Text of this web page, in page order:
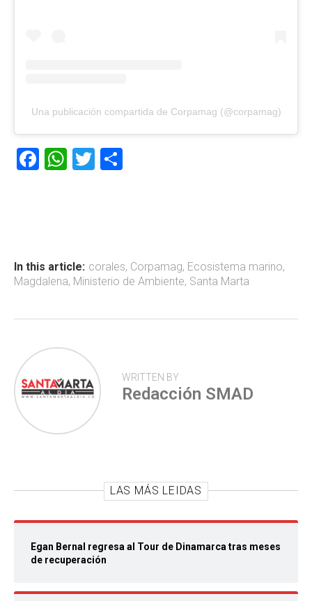
Una publicación compartida de Corpamag (@corpamag)
F
ok
W
p
p
T
tir
In this article: corales, Corpamag, Ecosistema marino,
Magdalena, Ministerio de Ambiente, Santa Marta
WRITTEN BY
Redacción SMAD
LAS MÁS LEIDAS
Egan Bernal regresa al Tour de Dinamarca tras meses
de recuperación